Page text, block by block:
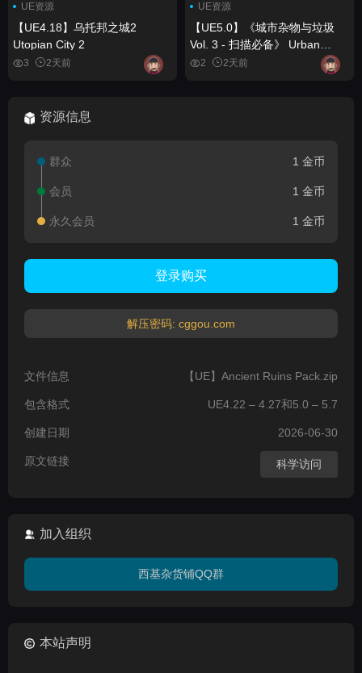
UE资源
【UE4.18】乌托邦之城2
Utopian City 2
3 2天前
UE资源
【UE5.0】《城市杂物与垃圾
Vol. 3 - 扫描必备》 Urban
Debris & Trash Vol. 3 -
2 2天前
资源信息
群众 1 金币
会员 1 金币
永久会员 1 金币
登录购买
解压密码: cggou.com
文件信息 【UE】Ancient Ruins Pack.zip
包含格式 UE4.22 – 4.27和5.0 – 5.7
创建日期 2026-06-30
原文链接 科学访问
加入组织
西基杂货铺QQ群
本站声明